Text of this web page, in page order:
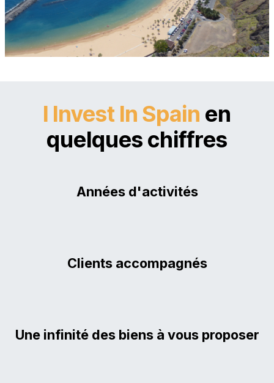
I Invest In Spain en
quelques chiffres
Années d'activités
Clients accompagnés
Une infinité des biens à vous proposer